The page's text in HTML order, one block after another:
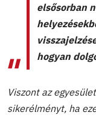
elsősorban
hogyan
Viszont az
sikerélményt, ha